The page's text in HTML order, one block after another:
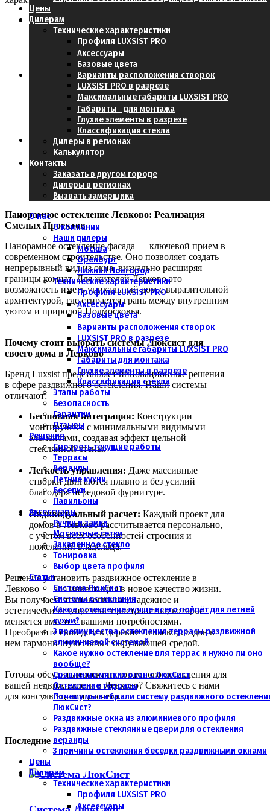
Цены
Дилерам
Технические характеристики
Профиля LUXSIST PRO
Аксессуары
Базовые цвета
Варианты расположения створок
LUXSIST PRO в разрезе
Максимальные габариты LUXSIST PRO
Габариты для монтажа
Глухие элементы в разрезе
Классификация стекла
Дилеры в регионах
Калькулятор
Контакты
Заказать в другом городе
Дилеры в регионах
Вызвать замерщика
О нас
О компании
Наши дилеры
Москва
Оренбург
Нижний Новгород
Технические характеристики
Профиля LUXSIST PRO
Аксессуары
Базовые цвета
Варианты расположения створок
LUXSIST PRO в разрезе
Максимальные габариты LUXSIST PRO
Габариты для монтажа
Глухие элементы в разрезе
Классификация стекла
Этапы работы
Безопасность
Гарантии
Отзывы
Решения
Смотреть текущие работы
Террасы
Веранды
Летние кухни
Беседки
Павильоны
Аксессуары
Ручки и замки
Москитные сетки
Закаленное стекло
Тонировка
Выбор цвета профиля
Статьи
Система ЛюкСист
Системы остекления
Какое остекление лучше всего пойдёт для летней
кухни?
3 преимущества остекления террасы раздвижной
алюминиевой системой
Какое нужно остекление для террас и нужно ли оно
вообще?
Сравнение мягких окон с ЛюкСист
Остекление террасы
Почему мы выбрали систему раздвижного
ЛюкСист?
Раздвижные окна из алюминиевого профиля
Раздвижные стеклянные двери для остекления
веранды
3 причины остекления беседки раздвижными окнами
Цены
Дилерам
Технические характеристики
Профиля LUXSIST PRO
Аксессуары
Устойчивость к нагрузкам:
профиль выдерживает вес крупных стекол без
деформации, обеспечивая безопасность и
стабильность конструкции.
Стойкость к внешним воздействиям:
Материал не подвержен коррозии, устойчив к
перепадам температур и ультрафиолету, что
обеспечивает долгий срок службы без потери
внешнего вида.
Эстетическая гибкость:
окрашен в любой цвет по шкале RAL, что
позволяет идеально интегрировать остекление
в архитектурный замысел любого дома в
Левково.
Панорамное остекление Левково: Реализация
Смелых Проектов
Панорамное остекление фасада — ключевой прием в
современном строительстве. Оно позволяет создать
непрерывный вид из окна, визуально расширяя
границы комнат. Для жителей Левково это
возможность иметь уникальный дом с выразительной
архитектурой, где стирается грань между внутренним
уютом и природой Подмосковья.
Почему стоит выбрать системы Люксист для
своего дома в Левково
Бренд Luxsist представляет инновационные решения
в сфере раздвижного остекления. Наши системы
отличают:
Бесшовная интеграция: Конструкции
монтируются с минимальными видимыми
элементами, создавая эффект цельной
стеклянной стены.
Легкость управления: Даже массивные
створки двигаются плавно и без усилий
благодаря передовой фурнитуре.
Индивидуальный расчет: Каждый проект для
домов в Левково рассчитывается персонально,
с учетом всех особенностей строения и
пожеланий владельца.
Решение установить раздвижное остекление в
Левково — это инвестиция в новое качество жизни.
Вы получаете технологичное, надежное и
эстетически безупречное пространство, которое
меняется вместе с вашими потребностями.
Преобразите свой дом в деревне Левково, создав в
нем гармоничную связь с окружающей средой.
Готовы обсудить проект панорамного остекления для
вашей недвижимости в Левково? Свяжитесь с нами
для консультации и расчета.
Последние